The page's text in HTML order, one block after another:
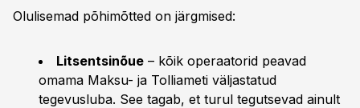
Olulisemad põhimõtted on järgmised:
Litsentsinõue – kõik operaatorid peavad
omama Maksu- ja Tolliameti väljastatud
tegevusluba. See tagab, et turul tegutsevad ainult